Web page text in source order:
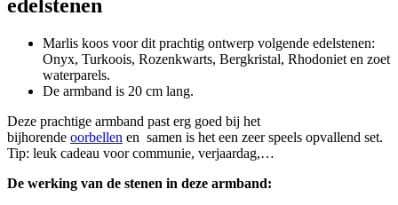
edelstenen
Marlis koos voor dit prachtig ontwerp volgende edelstenen:
Onyx, Turkoois, Rozenkwarts, Bergkristal, Rhodoniet en zoet
waterparels.
De armband is 20 cm lang.
Deze prachtige armband past erg goed bij het
bijhorende oorbellen en samen is het een zeer speels opvallend set.
Tip: leuk cadeau voor communie, verjaardag,…
De werking van de stenen in deze armband: